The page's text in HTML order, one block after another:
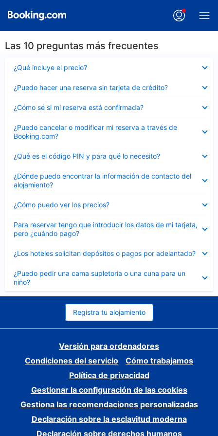
Las 10 preguntas más frecuentes
¿Qué incluye el precio?
cerrado
¿Puedo hacer una reserva sin tarjeta de crédito?
cerrado
¿Cómo sé si mi reserva está confirmada?
cerrado
¿Puedo cancelar o modificar mi reserva a través de
Booking.com?
cerrado
¿Qué es el código PIN y para qué lo necesito?
cerrado
¿Dónde puedo encontrar la información de contacto del
alojamiento?
cerrado
¿Cómo puedo ver los precios?
cerrado
Para reservar tengo que introducir los datos de mi tarjeta,
pero ¿cuándo pago?
cerrado
¿Los hoteles solicitan depósitos o pagos por adelantado?
cerrado
¿Puedo pedir una cama supletoria o una cuna para un
niño?
cerrado
Registra tu alojamiento
Versión para ordenadores
Condiciones del servicio
Cómo trabajamos
Política de privacidad
Gestionar la configuración de las cookies
Gestiona las recomendaciones personalizadas
Declaración sobre la esclavitud moderna
Declaración sobre derechos humanos